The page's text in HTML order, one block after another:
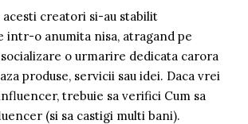
creatori si-au stabilit
intr-o anumita nisa, atragand pe
o urmarire dedicata carora
produse, servicii sau idei. Daca vrei
trebuie sa verifici Cum sa
(si sa castigi multi bani).